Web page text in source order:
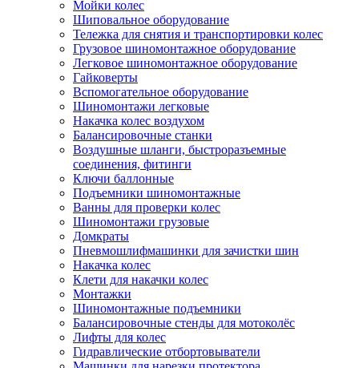
Мойки колес
Шиповальное оборудование
Тележка для снятия и транспортировки колес
Грузовое шиномонтажное оборудование
Легковое шиномонтажное оборудование
Гайковерты
Вспомогательное оборудование
Шиномонтажи легковые
Накачка колес воздухом
Балансировочные станки
Воздушные шланги, быстроразъемные
соединения, фитинги
Ключи баллонные
Подъемники шиномонтажные
Ванны для проверки колес
Шиномонтажи грузовые
Домкраты
Пневмошлифмашинки для зачистки шин
Накачка колес
Клети для накачки колес
Монтажки
Шиномонтажные подъемники
Балансировочные стенды для мотоколёс
Лифты для колес
Гидравлические отбортовыватели